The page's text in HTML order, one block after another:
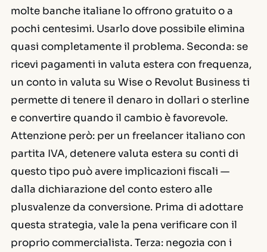
molte banche italiane lo offrono gratuito o a
pochi centesimi. Usarlo dove possibile elimina
quasi completamente il problema. Seconda: se
ricevi pagamenti in valuta estera con frequenza,
un conto in valuta su Wise o Revolut Business ti
permette di tenere il denaro in dollari o sterline
e convertire quando il cambio è favorevole.
Attenzione però: per un freelancer italiano con
partita IVA, detenere valuta estera su conti di
questo tipo può avere implicazioni fiscali —
dalla dichiarazione del conto estero alle
plusvalenze da conversione. Prima di adottare
questa strategia, vale la pena verificare con il
proprio commercialista. Terza: negozia con i